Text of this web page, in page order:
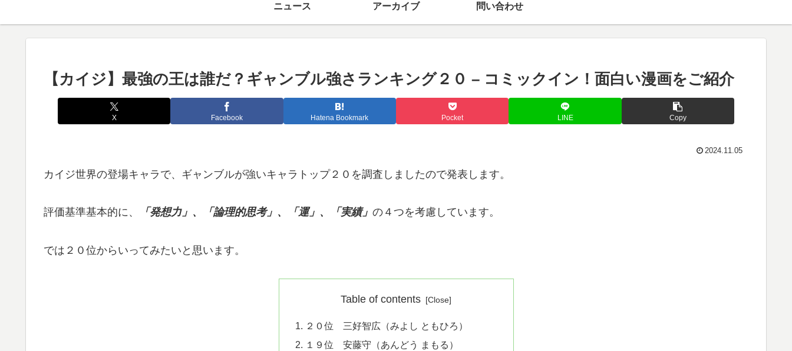
ニュース アーカイブ 問い合わせ
【カイジ】最強の王は誰だ？ギャンブル強さランキング２０ – コミックイン！面白い漫画をご紹介
X Facebook Hatena Bookmark Pocket LINE Copy
2024.11.05
カイジ世界の登場キャラで、ギャンブルが強いキャラトップ２０を調査しましたので発表します。
評価基準基本的に、 「発想力」、「論理的思考」、「運」、「実績」 の４つを考慮しています。
では２０位からいってみたいと思います。
Table of contents
２０位 三好智広（みよし ともひろ）
１９位 安藤守（あんどう まもる）